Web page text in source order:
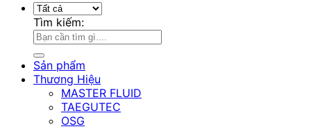
Tìm kiếm:
Sản phẩm
Thương Hiệu
MASTER FLUID
TAEGUTEC
OSG